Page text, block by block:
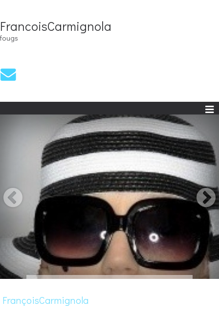
FrancoisCarmignola
fougs
FrançoisCarmignola